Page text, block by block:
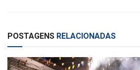
POSTAGENS RELACIONADAS